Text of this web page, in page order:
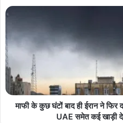
माफी के कुछ घंटों बाद ही ईरान ने
UAE समेत कई खाड़ी